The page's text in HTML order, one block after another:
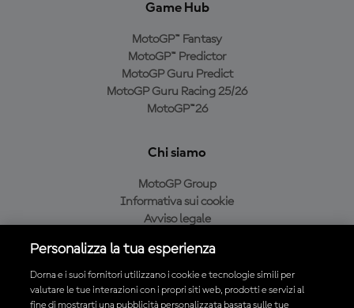
Game Hub
MotoGP™ Fantasy
MotoGP™ Predictor
MotoGP Guru Predict
MotoGP Guru Racing 25/26
MotoGP™26
Chi siamo
MotoGP Group
Informativa sui cookie
Avviso legale
Condizioni di acquisto
Personalizza la tua esperienza
Dorna e i suoi fornitori utilizzano i cookie e tecnologie simili per
valutare le tue interazioni con i propri siti web, prodotti e servizi al
fine di mostrarti una pubblicità personalizzata basata sulle tue